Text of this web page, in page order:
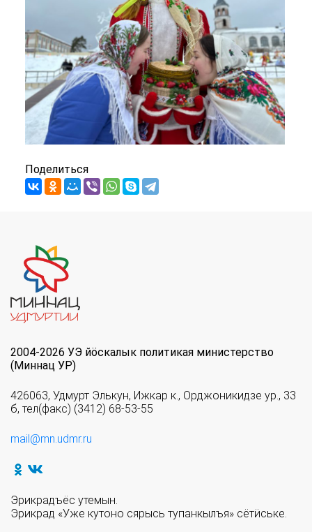
Поделиться
2004-2026 УЭ йöскалык политикая министерство
(Миннац УР)
426063, Удмурт Элькун, Ижкар к., Орджоникидзе ур., 33
б, тел(факс) (3412) 68-53-55
mail@mn.udmr.ru
Эрикрадъёс утемын.
Эрикрад «Уже кутоно сярысь тупанкылъя» сётӥське.